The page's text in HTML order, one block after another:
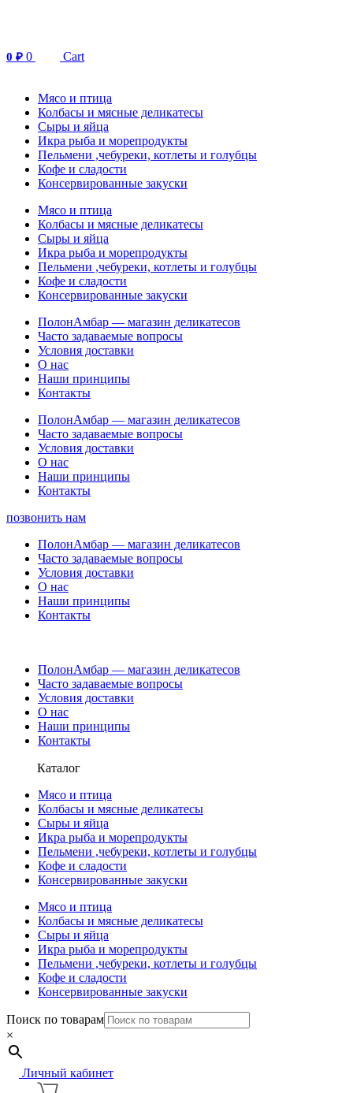
0 ₽ 0 Cart
Мясо и птица
Колбасы и мясные деликатесы
Сыры и яйца
Икра рыба и морепродукты
Пельмени ,чебуреки, котлеты и голубцы
Кофе и сладости
Консервированные закуски
Мясо и птица
Колбасы и мясные деликатесы
Сыры и яйца
Икра рыба и морепродукты
Пельмени ,чебуреки, котлеты и голубцы
Кофе и сладости
Консервированные закуски
ПолонАмбар — магазин деликатесов
Часто задаваемые вопросы
Условия доставки
О нас
Наши принципы
Контакты
ПолонАмбар — магазин деликатесов
Часто задаваемые вопросы
Условия доставки
О нас
Наши принципы
Контакты
позвонить нам
ПолонАмбар — магазин деликатесов
Часто задаваемые вопросы
Условия доставки
О нас
Наши принципы
Контакты
ПолонАмбар — магазин деликатесов
Часто задаваемые вопросы
Условия доставки
О нас
Наши принципы
Контакты
Каталог
Мясо и птица
Колбасы и мясные деликатесы
Сыры и яйца
Икра рыба и морепродукты
Пельмени ,чебуреки, котлеты и голубцы
Кофе и сладости
Консервированные закуски
Мясо и птица
Колбасы и мясные деликатесы
Сыры и яйца
Икра рыба и морепродукты
Пельмени ,чебуреки, котлеты и голубцы
Кофе и сладости
Консервированные закуски
Поиск по товарам
×
Личный кабинет